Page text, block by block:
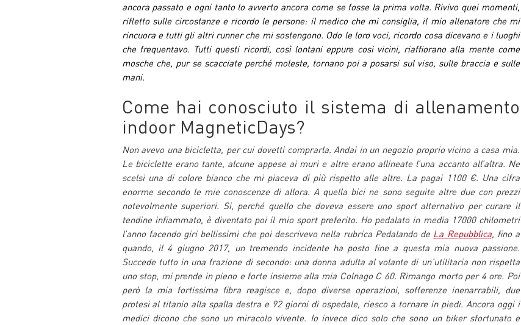
ancora passato e ogni tanto lo avverto ancora come se fosse la prima volta. Rivivo quei momenti,
rifletto sulle circostanze e ricordo le persone: il medico che mi consiglia, il mio allenatore che mi
rincuora e tutti gli altri runner che mi sostengono. Odo le loro voci, ricordo cosa dicevano e i luoghi
che frequentavo. Tutti questi ricordi, così lontani eppure così vicini, riaffiorano alla mente come
mosche che, pur se scacciate perché moleste, tornano poi a posarsi sul viso, sulle braccia e sulle
mani.
Come hai conosciuto il sistema di allenamento
indoor MagneticDays?
Non avevo una bicicletta, per cui dovetti comprarla. Andai in un negozio proprio vicino a casa mia.
Le biciclette erano tante, alcune appese ai muri e altre erano allineate l’una accanto all’altra. Ne
scelsi una di colore bianco che mi piaceva di più rispetto alle altre. La pagai 1100 €. Una cifra
enorme secondo le mie conoscenze di allora. A quella bici ne sono seguite altre due con prezzi
notevolmente superiori. Si, perché quello che doveva essere uno sport alternativo per curare il
tendine infiammato, è diventato poi il mio sport preferito. Ho pedalato in media 17000 chilometri
l’anno facendo giri bellissimi che poi descrivevo nella rubrica Pedalando de La Repubblica, fino a
quando, il 4 giugno 2017, un tremendo incidente ha posto fine a questa mia nuova passione.
Succede tutto in una frazione di secondo: una donna adulta al volante di un’utilitaria non rispetta
uno stop, mi prende in pieno e forte insieme alla mia Colnago C 60. Rimango morto per 4 ore. Poi
però la mia fortissima fibra reagisce e, dopo diverse operazioni, sofferenze inenarrabili, due
protesi al titanio alla spalla destra e 92 giorni di ospedale, riesco a tornare in piedi. Ancora oggi i
medici dicono che sono un miracolo vivente. Io invece dico solo che sono un biker sfortunato e